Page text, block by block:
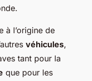
à l’origine de
véhicules,
tant pour la
que pour les